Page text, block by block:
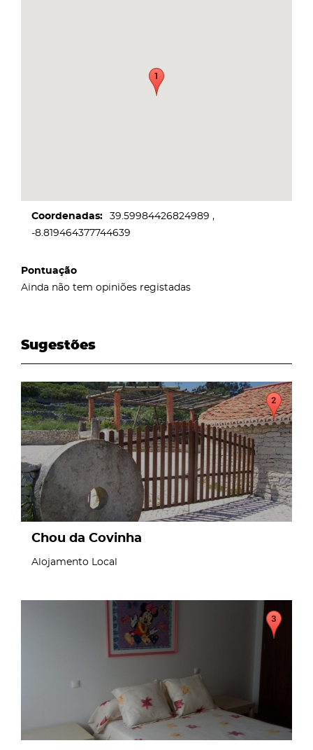
Coordenadas
39.59984426824989
-8.819464377744639
Pontuação
Ainda não tem opiniões registadas
Sugestões
page
Chou da Covinha
Alojamento Local